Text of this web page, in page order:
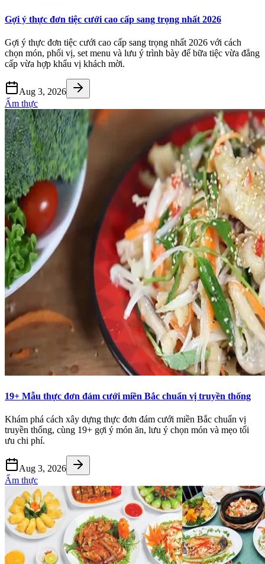
Gợi ý thực đơn tiệc cưới cao cấp sang trọng nhất 2026
Gợi ý thực đơn tiệc cưới cao cấp sang trọng nhất 2026 với cách
chọn món, phối vị, set menu và lưu ý trình bày để bữa tiệc vừa đẳng
cấp vừa hợp khẩu vị khách mời.
Aug 3, 2026
Ẩm thực
19+ Mẫu thực đơn đám cưới miền Bắc chuẩn vị truyền thống
Khám phá cách xây dựng thực đơn đám cưới miền Bắc chuẩn vị
truyền thống, cùng 19+ gợi ý món ăn, lưu ý chọn món và mẹo tối
ưu chi phí.
Aug 3, 2026
Ẩm thực